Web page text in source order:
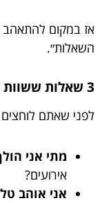
אז במקום להתאהב
השאלות״.
3 שאלות ששוות יותר מכל תיאור מוצר
לפני שאתם
מתי אני
אירועים?
אני אוהב